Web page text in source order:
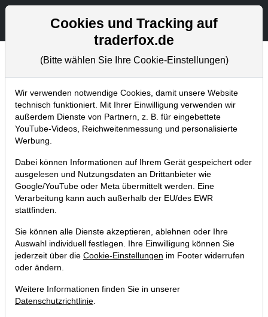
Aktien- und Artikelsuche
Trader-Blog
Home Blog Trader-Blog
Wie finde ich immer solche Aktien
wie iRobot (+50%) oder AMD
(+100%)
30.08.2018 um 12:19 Uhr | S. Betschinger
Cookies und Tracking auf
traderfox.de
(Bitte wählen Sie Ihre Cookie-Einstellungen)
Wir verwenden notwendige Cookies, damit unsere Website
technisch funktioniert. Mit Ihrer Einwilligung verwenden wir
außerdem Dienste von Partnern, z. B. für eingebettete
YouTube-Videos, Reichweitenmessung und personalisierte
Werbung.
Dabei können Informationen auf Ihrem Gerät gespeichert oder
ausgelesen und Nutzungsdaten an Drittanbieter wie
Google/YouTube oder Meta übermittelt werden. Eine
Verarbeitung kann auch außerhalb der EU/des EWR
stattfinden.
Sie können alle Dienste akzeptieren, ablehnen oder Ihre
Auswahl individuell festlegen. Ihre Einwilligung können Sie
jederzeit über die Cookie-Einstellungen im Footer widerrufen
oder ändern.
Weitere Informationen finden Sie in unserer
Datenschutzrichtlinie.